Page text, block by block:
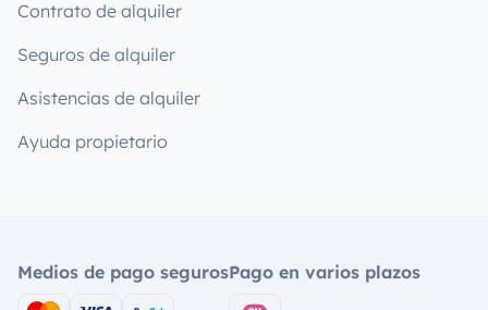
Contrato de alquiler
Seguros de alquiler
Asistencias de alquiler
Ayuda propietario
Medios de pago segurosPago en varios plazos